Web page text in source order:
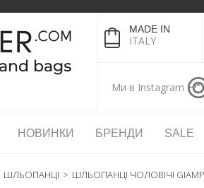
MADE IN
ITALY
Ми в Instagram
НОВИНКИ БРЕНДИ SALE
ШЛЬОПАНЦІ > ШЛЬОПАНЦІ ЧОЛОВІЧІ